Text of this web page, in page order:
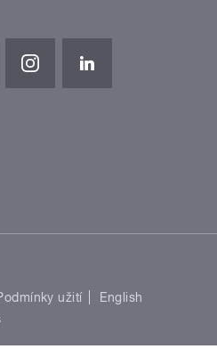
užití
English